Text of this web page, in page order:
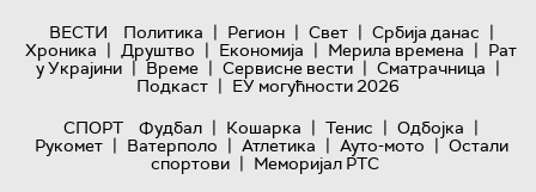
ВЕСТИ Политика | Регион | Свет | Србија данас |
Хроника | Друштво | Економија | Мерила времена | Рат
у Украјини | Време | Сервисне вести | Сматрачница |
Подкаст | ЕУ могућности 2026
СПОРТ
Фудбал | Кошарка | Тенис | Одбојка |
Рукомет | Ватерполо | Атлетика | Ауто-мото | Остали
спортови | Меморијал РТС